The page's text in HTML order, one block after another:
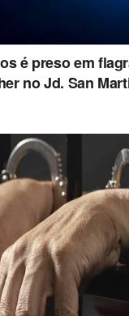
é preso em
no Jd. San